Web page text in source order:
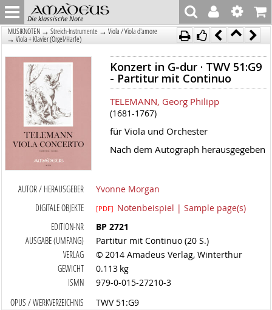
Die klassische Note
MUSIKNOTEN → Streich-Instrumente → Viola / Viola d'amore
→ Viola + Klavier (Orgel/Harfe)
Konzert in G-dur · TWV 51:G9
- Partitur mit Continuo
TELEMANN, Georg Philipp
(1681-1767)
für Viola und Orchester
Nach dem Autograph herausgegeben
AUTOR / HERAUSGEBER
Yvonne Morgan
DIGITALE OBJEKTE
[PDF] Notenbeispiel | Sample page(s)
EDITION-NR
BP 2721
AUSGABE (UMFANG)
Partitur mit Continuo (20 S.)
VERLAG
© 2014 Amadeus Verlag, Winterthur
GEWICHT
0.113 kg
ISMN
979-0-015-27210-3
OPUS / WERKVERZEICHNIS
TWV 51:G9